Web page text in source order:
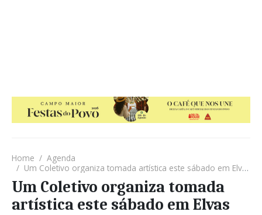
Home
Agenda
Um Coletivo organiza tomada artística este sábado em Elvas
Um Coletivo organiza tomada
artística este sábado em Elvas